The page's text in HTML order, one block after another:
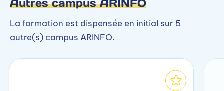
Autres campus ARINFO
La formation est dispensée en initial sur 5
autre(s) campus ARINFO.